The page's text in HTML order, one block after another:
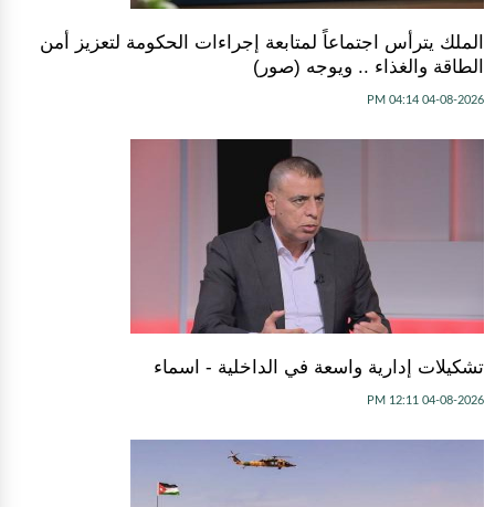
الملك يترأس اجتماعاً لمتابعة إجراءات الحكومة لتعزيز أمن
الطاقة والغذاء .. ويوجه (صور)
04-08-2026 04:14 PM
تشكيلات إدارية واسعة في الداخلية - اسماء
04-08-2026 12:11 PM